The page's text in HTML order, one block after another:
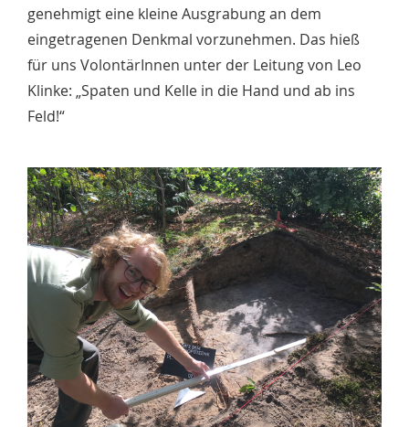
genehmigt eine kleine Ausgrabung an dem
eingetragenen Denkmal vorzunehmen. Das hieß
für uns VolontärInnen unter der Leitung von Leo
Klinke: „Spaten und Kelle in die Hand und ab ins
Feld!“